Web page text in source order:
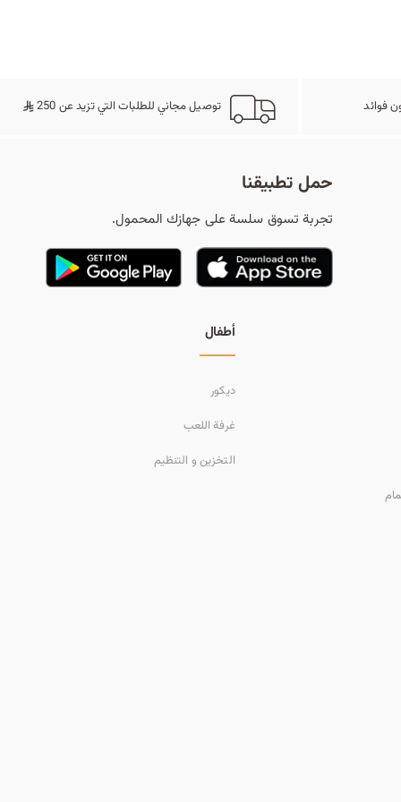
ث فوائد توصيل مجاني للطلبات التي تزيد عن 250
حمل تطبيقنا
تجربة تسوق سلسة على جهازك المحمول.
أطفال
ديكور
غرفة اللعب
التخزين و التنظيم